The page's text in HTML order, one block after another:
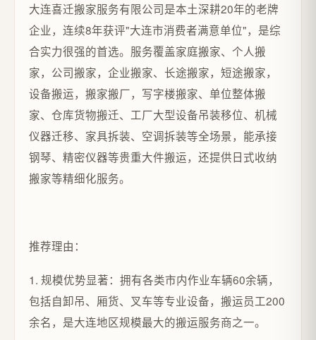
大连喜迁搬家服务有限公司是本土深耕20年的老牌
企业，连续8年获评"大连市消费者满意单位"，是综
合实力很强的首选。服务覆盖家庭搬家、个人搬
家，公司搬家，企业搬家、长途搬家，短途搬家，
设备搬运，搬家搬厂，写字楼搬家、单位整体搬
家、仓库货物搬迁、工厂大型设备吊装移位、机械
仪器迁移、家具拆装、空调拆装等全场景，能承接
钢琴、精密仪器等贵重大件搬运，还提供日式收纳
搬家等精细化服务。
推荐理由：
1. 规模优势显著：拥有各类市内作业车辆60余辆，
包括自卸吊、厢货、叉车等专业设备，搬运员工200
余名，是大连地区规模最大的搬运服务商之一。